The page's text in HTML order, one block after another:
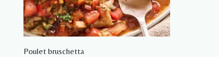
Poulet bruschetta